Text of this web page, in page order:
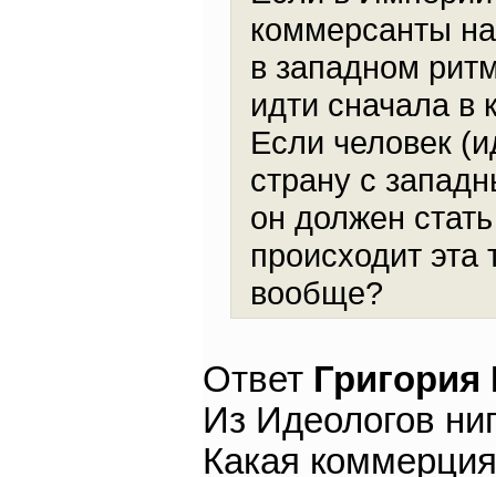
коммерсанты
в западном
идти сначала в
Если человек
страну с
он должен
происходит
вообще?
Ответ
Из Идеологов
Какая